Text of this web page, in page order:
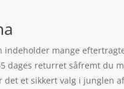
indeholder mange
dages returret såfremt du
et sikkert valg i junglen